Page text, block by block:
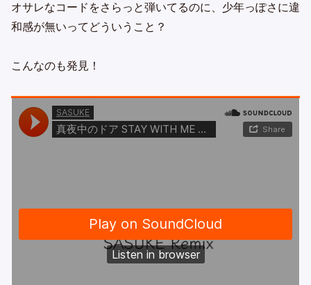
オサレなコードをさらっと弾いてるのに、少年っぽさに違
和感が無いってどういうこと？
こんなのも発見！